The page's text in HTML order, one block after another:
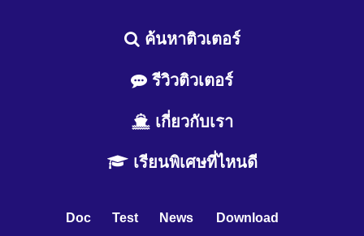
ค้นหาติวเตอร์
รีวิวติวเตอร์
เกี่ยวกับเรา
เรียนพิเศษที่ไหนดี
Doc Test News Download